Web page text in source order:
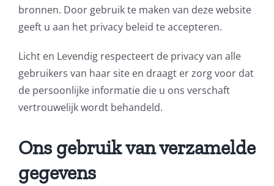
bronnen. Door gebruik te maken van deze website
geeft u aan het privacy beleid te accepteren.
Licht en Levendig respecteert de privacy van alle
gebruikers van haar site en draagt er zorg voor dat
de persoonlijke informatie die u ons verschaft
vertrouwelijk wordt behandeld.
Ons gebruik van verzamelde
gegevens